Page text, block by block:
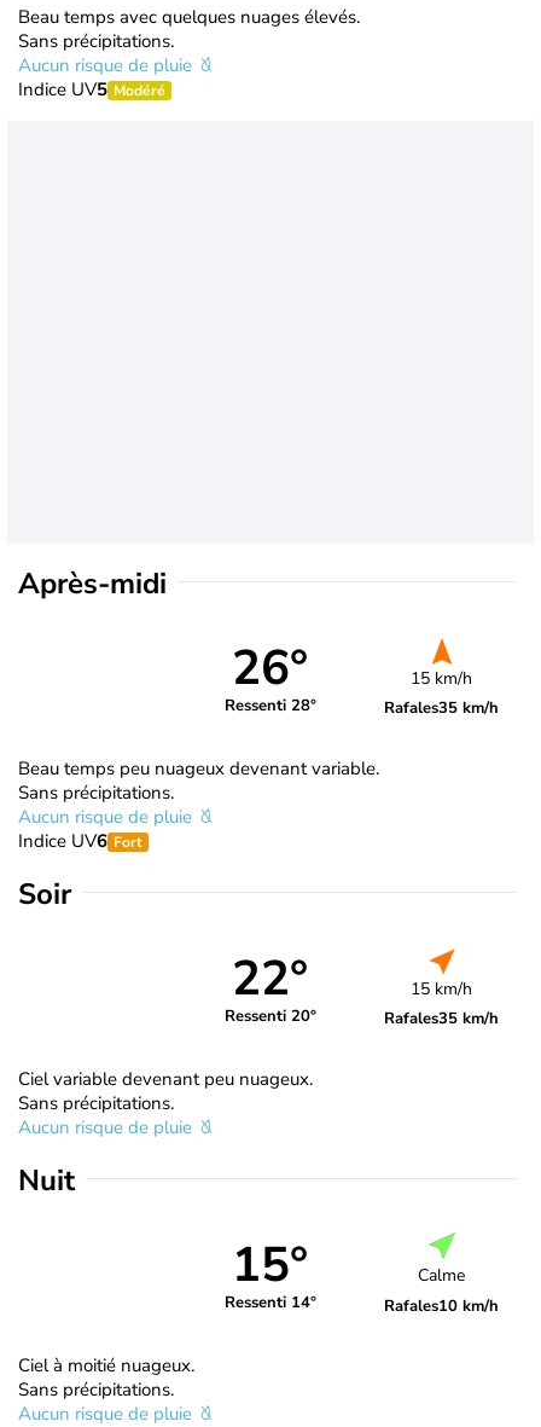
Beau temps avec quelques nuages élevés.
Sans précipitations.
Aucun risque de pluie
Indice UV5 Modéré
Après-midi
26°
Ressenti 28°
15 km/h
Rafales35 km/h
Beau temps peu nuageux devenant variable.
Sans précipitations.
Aucun risque de pluie
Indice UV6 Fort
Soir
22°
Ressenti 20°
15 km/h
Rafales35 km/h
Ciel variable devenant peu nuageux.
Sans précipitations.
Aucun risque de pluie
Nuit
15°
Ressenti 14°
Calme
Rafales10 km/h
Ciel à moitié nuageux.
Sans précipitations.
Aucun risque de pluie